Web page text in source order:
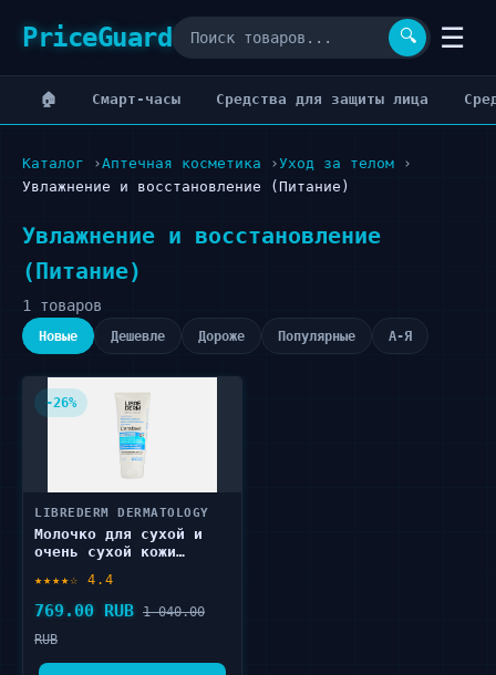
PriceGuard 🔍 ☰
🏠 Cмарт-часы Cредства для защиты лица
Каталог Аптечная косметика
Уход за телом
Увлажнение и восстановление (Питание)
Увлажнение и восстановление
(Питание)
1 товаров
Новые Дешевле Дороже Популярные А-Я
-26%
LIBREDERM DERMATOLOGY
Молочко для сухой и
очень сухой кожи
CERAFAVIT 200 мл
★★★★☆ 4.4
769.00 RUB 1 040.00
RUB